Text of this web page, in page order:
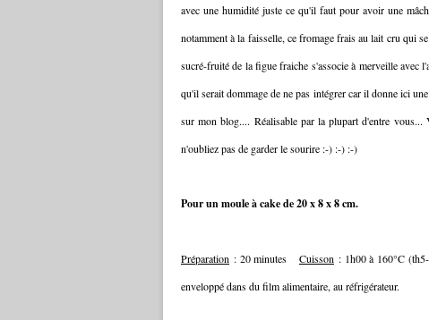
avec une humidité juste ce qu'il faut pour avoir une
notamment à la faisselle, ce fromage frais au lait cru qui
sucré-fruité de la figue fraiche s'associe à merveille avec
qu'il serait dommage de ne pas intégrer car il donne ici
sur mon blog.... Réalisable par la plupart d'entre
n'oubliez pas de garder le sourire :-) :-) :-)
Pour un moule à cake de 20 x 8 x 8 cm.
Préparation : 20 minutes Cuisson : 1h00 à 160°C
enveloppé dans du film alimentaire, au réfrigérateur.